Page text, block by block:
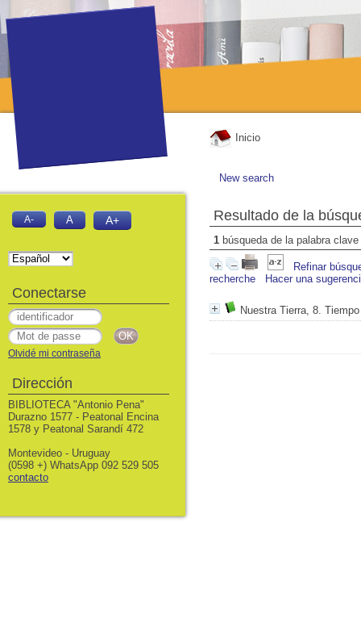
Inicio
New search
Resultado de la
1 búsqueda de la palabra clave
Refinar
recherche
Hacer una
Nuestra Tierra, 8.
A- A A+
Conectarse
Olvidé mi contraseña
Dirección
BIBLIOTECA "Antonio Pena"
Durazno 1577 - Peatonal Encina
1578 y Peatonal Sarandí 472
Montevideo - Uruguay
(0598 +) WhatsApp 092 529 505
contacto